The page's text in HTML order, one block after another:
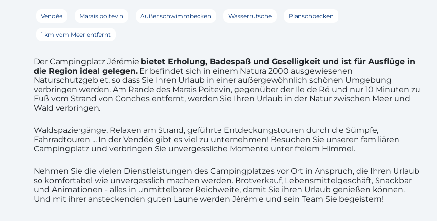
Vendée Marais poitevin Außenschwimmbecken Wasserrutsche Planschbecken
1 km vom Meer entfernt
Der Campingplatz Jérémie bietet Erholung, Badespaß und Geselligkeit und ist für Ausflüge in
die Region ideal gelegen. Er befindet sich in einem Natura 2000 ausgewiesenen
Naturschutzgebiet, so dass Sie Ihren Urlaub in einer außergewöhnlich schönen Umgebung
verbringen werden. Am Rande des Marais Poitevin, gegenüber der Ile de Ré und nur 10 Minuten zu
Fuß vom Strand von Conches entfernt, werden Sie Ihren Urlaub in der Natur zwischen Meer und
Wald verbringen.
Waldspaziergänge, Relaxen am Strand, geführte Entdeckungstouren durch die Sümpfe,
Fahrradtouren ... In der Vendée gibt es viel zu unternehmen! Besuchen Sie unseren familiären
Campingplatz und verbringen Sie unvergessliche Momente unter freiem Himmel.
Nehmen Sie die vielen Dienstleistungen des Campingplatzes vor Ort in Anspruch, die Ihren Urlaub
so komfortabel wie unvergesslich machen werden. Brotverkauf, Lebensmittelgeschäft, Snackbar
und Animationen - alles in unmittelbarer Reichweite, damit Sie ihren Urlaub genießen können.
Und mit ihrer ansteckenden guten Laune werden Jérémie und sein Team Sie begeistern!